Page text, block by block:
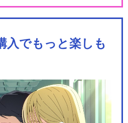
入でもっと楽しも